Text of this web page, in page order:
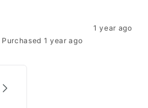
1 year ago
Purchased 1 year ago